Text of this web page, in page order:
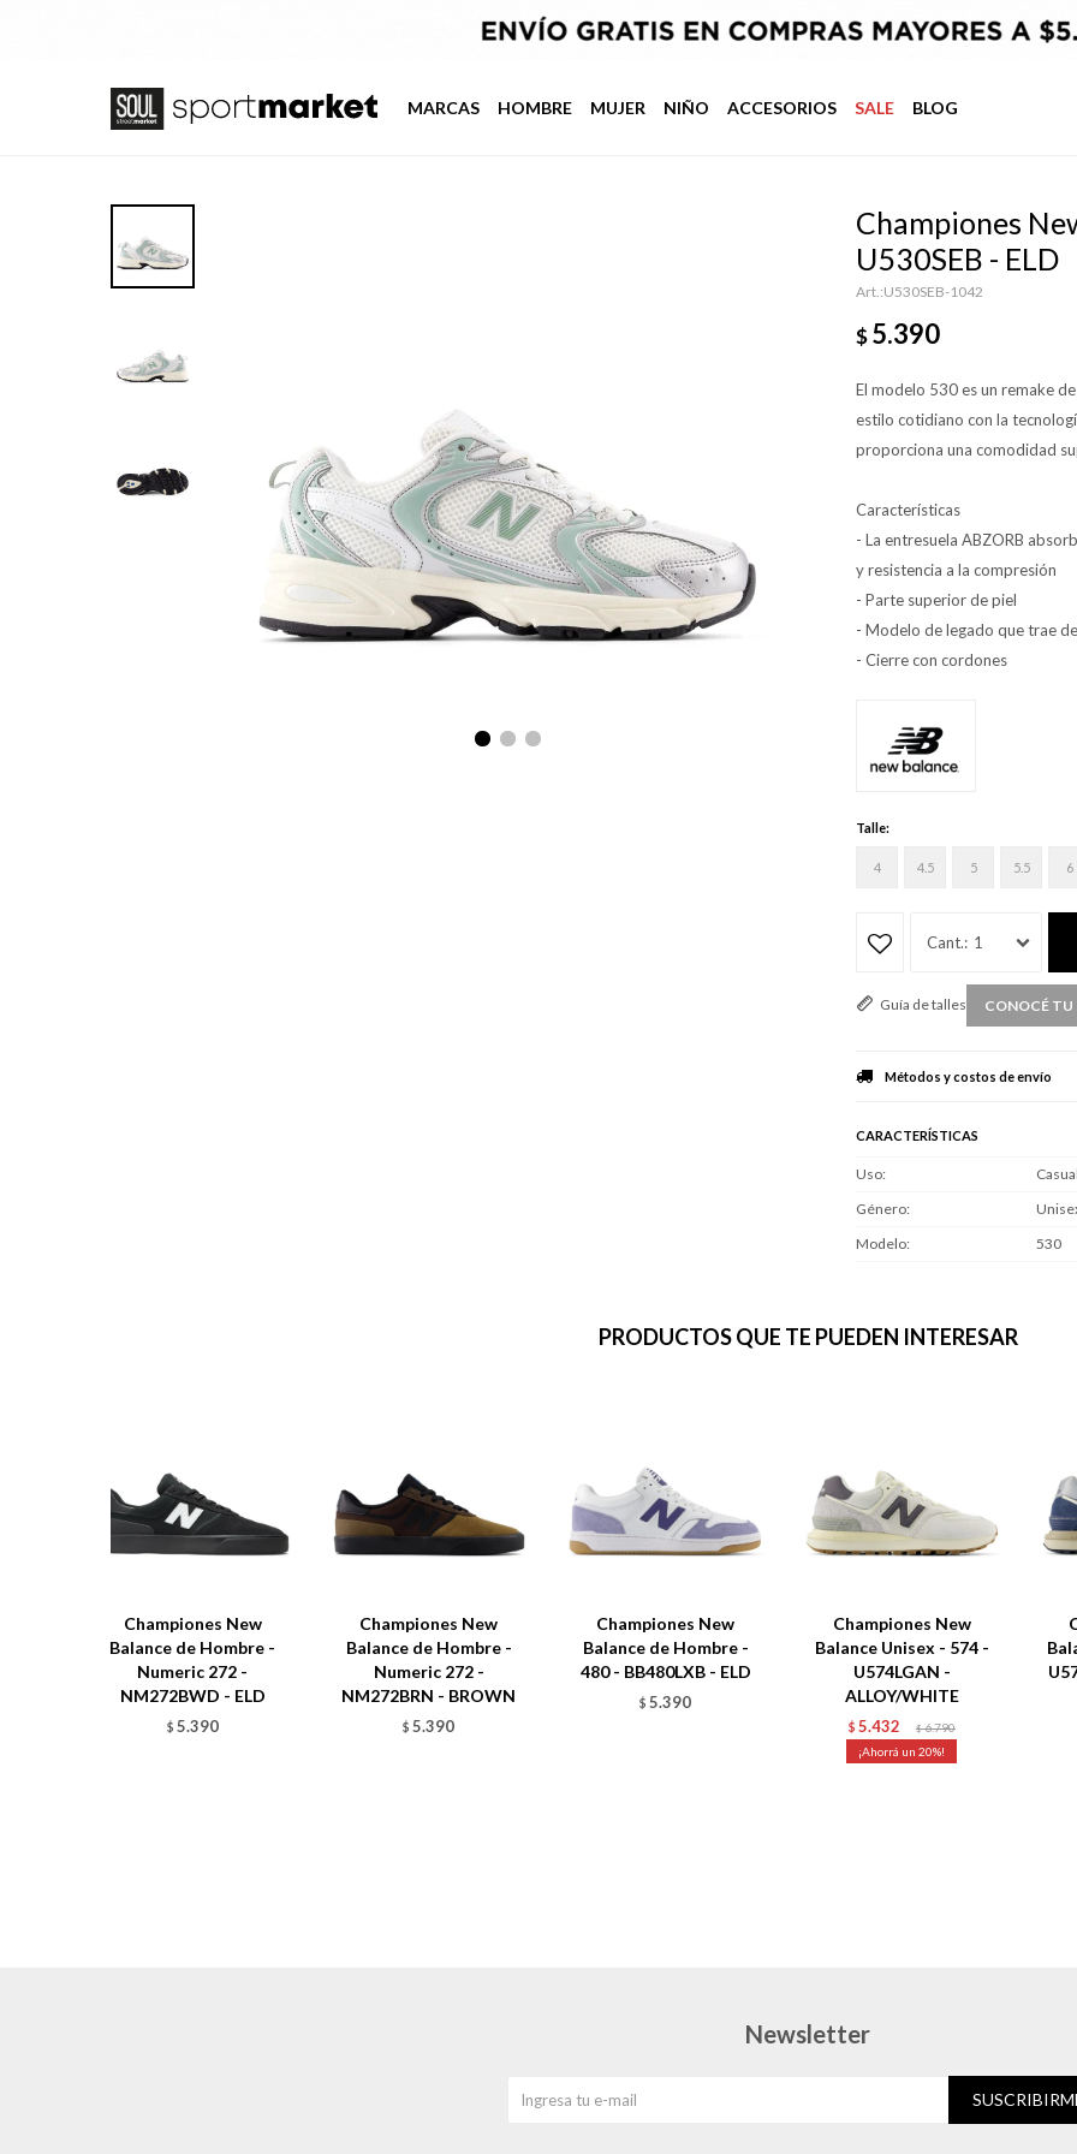
MARCAS HOMBRE MUJER NIÑO ACCESORIOS SALE BLOG
Championes
U530SEB - ELD
U530SEB-1042
$5.390
El modelo 530 es un remake
estilo cotidiano con la
proporciona una comodidad
Características
- La entresuela ABZORB
y resistencia a la compresión
- Parte superior de piel
- Modelo de legado que trae
- Cierre con cordones
Talle:
4 4.5 5 5.5 6
1
Guía de talles CONOCÉ TU
Métodos y costos de envío
CARACTERÍSTICAS
Uso
Género
Modelo
530
PRODUCTOS QUE TE PUEDEN INTERESAR
Championes New
Balance de Hombre -
Numeric 272 -
NM272BWD - ELD
$ 5.390
Championes New
Balance de Hombre -
Numeric 272 -
NM272BRN - BROWN
$ 5.390
Championes New
Balance de Hombre -
480 - BB480LXB - ELD
$ 5.390
Championes New
Balance Unisex - 574 -
U574LGAN -
ALLOY/WHITE
$ 5.432 $ 6.790
20
Newsletter